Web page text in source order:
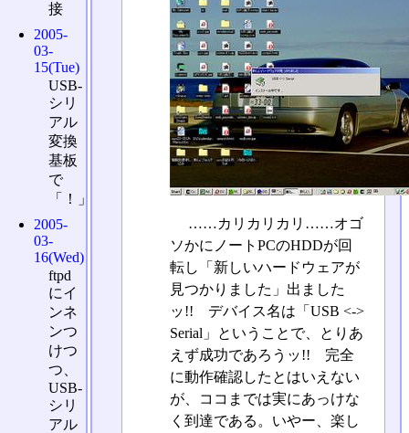
……カリカリカリ……オゴ
ソかにノートPCのHDDが回
転し「新しいハードウェアが
見つかりました」出ました
ッ!! デバイス名は「USB <->
Serial」ということで、とりあ
えず成功であろうッ!! 完全
に動作確認したとはいえない
が、ココまでは実にあっけな
く到達である。いやー、楽し
接
2005-
03-
15(Tue)
USB-
シリ
アル
変換
基板
で
「！」
2005-
03-
16(Wed)
ftpd
にイ
ンネ
ンつ
けつ
つ、
USB-
シリ
アル